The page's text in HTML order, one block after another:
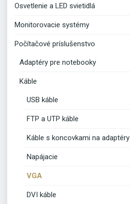
Osvetlenie a LED svietidlá
Monitorovacie systémy
Počítačové príslušenstvo
Adaptéry pre notebooky
Káble
USB káble
FTP a UTP káble
Káble s koncovkami na adaptéry
Napájacie
VGA
DVI káble